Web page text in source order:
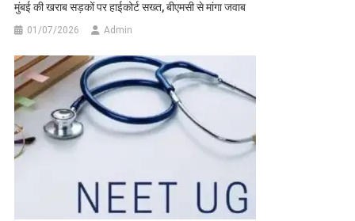
मुंबई की खराब सड़कों पर हाईकोर्ट सख्त, बीएमसी से मांगा जवाब
01/07/2026 Admin